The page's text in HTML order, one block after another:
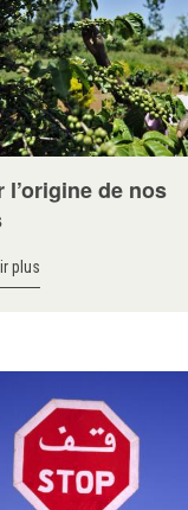
l’origine de nos
plus